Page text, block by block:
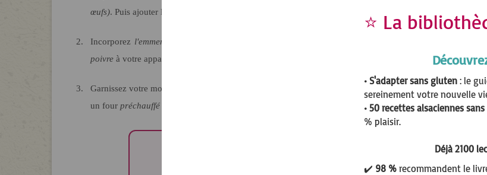
œufs). Puis ajouter la (si vous choisissez d'en mettre). Homogénéisez.
Incorporez l'emmental, la courgette,
poivre à votre appareil à cake avant de mélanger une dernière fois.
Garnissez votre moule à cake avec du . Verser-y l'appareil à cake. Laissez cuire environ 40
un four préchauffé à 180°C en vérifiant de temps en temps avec la pointe d'un couteau si le cake est prêt.
⭐ La
• S'adapter sans gluten : le
sereinement votre nouvelle
• 50 recettes alsaciennes
% plaisir.
Déjà 2100
✔️ 98 % recommandent le